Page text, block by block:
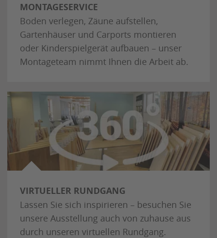
MONTAGESERVICE
Boden verlegen, Zäune aufstellen,
Gartenhäuser und Carports montieren
oder Kinderspielgerät aufbauen – unser
Montageteam nimmt Ihnen die Arbeit ab.
VIRTUELLER RUNDGANG
Lassen Sie sich inspirieren – besuchen Sie
unsere Ausstellung auch von zuhause aus
durch unseren virtuellen Rundgang.